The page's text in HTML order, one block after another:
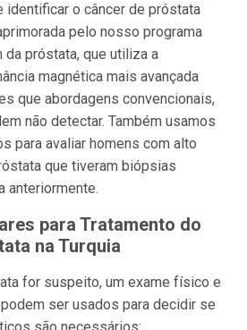
identificar o câncer de próstata
pelo nosso programa
da próstata, que utiliza a
magnética mais avançada
que abordagens convencionais,
não detectar. Também usamos
para avaliar homens com alto
que tiveram biópsias
anteriormente.
para Tratamento do
na Turquia
for suspeito, um exame físico e
ser usados para decidir se